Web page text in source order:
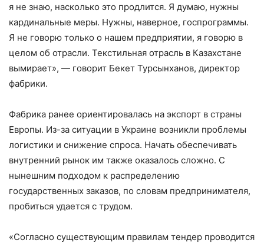
я не знаю, насколько это продлится. Я думаю, нужны
кардинальные меры. Нужны, наверное, госпрограммы.
Я не говорю только о нашем предприятии, я говорю в
целом об отрасли. Текстильная отрасль в Казахстане
вымирает», — говорит Бекет Турсынханов, директор
фабрики.
Фабрика ранее ориентировалась на экспорт в страны
Европы. Из-за ситуации в Украине возникли проблемы
логистики и снижение спроса. Начать обеспечивать
внутренний рынок им также оказалось сложно. С
нынешним подходом к распределению
государственных заказов, по словам предпринимателя,
пробиться удается с трудом.
«Согласно существующим правилам тендер проводится